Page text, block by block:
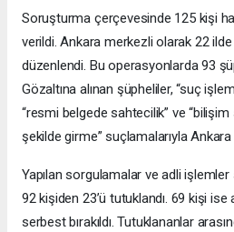
Soruşturma çerçevesinde 125 kişi
verildi. Ankara merkezli olarak 22
düzenlendi. Bu operasyonlarda 93
Gözaltına alınan şüpheliler, “suç
“resmi belgede sahtecilik” ve “bilişim
şekilde girme” suçlamalarıyla
Yapılan sorgulamalar ve adli
92 kişiden 23’ü tutuklandı. 69 kişi
serbest bırakıldı. Tutuklananlar